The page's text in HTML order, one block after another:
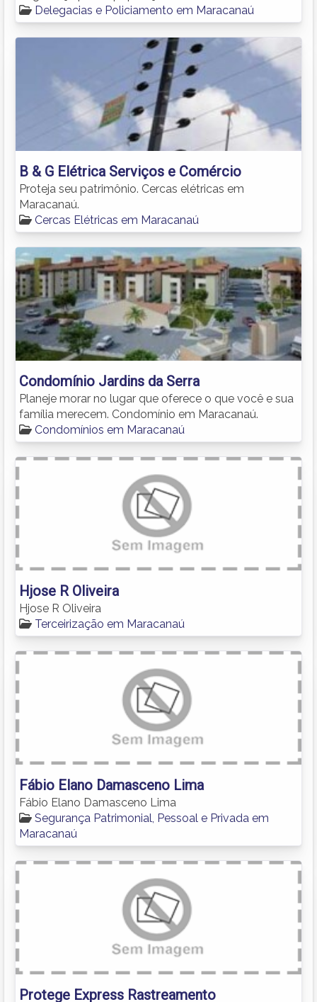
Delegacias e Policiamento em Maracanaú
B & G Elétrica Serviços e Comércio
Proteja seu patrimônio. Cercas elétricas em
Maracanaú.
Cercas Elétricas em Maracanaú
Condomínio Jardins da Serra
Planeje morar no lugar que oferece o que você e sua
família merecem. Condomínio em Maracanaú.
Condomínios em Maracanaú
Hjose R Oliveira
Hjose R Oliveira
Terceirização em Maracanaú
Fábio Elano Damasceno Lima
Fábio Elano Damasceno Lima
Segurança Patrimonial, Pessoal e Privada em
Maracanaú
Protege Express Rastreamento